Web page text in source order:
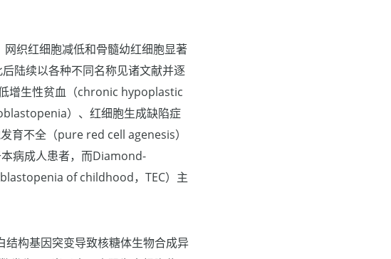
织红细胞减低和骨髓幼红细胞显著
陆续以各种不同名称见诸文献并逐
增生性贫血（chronic hypoplastic
）、红细胞生成缺陷症
育不全（pure red cell agenesis）
病成人患者，而Diamond-
of childhood，TEC）主
构基因突变导致核糖体生物合成异